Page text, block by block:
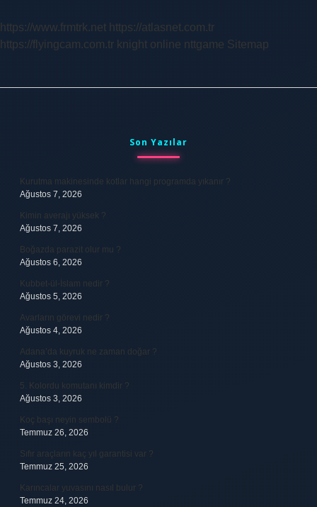
https://www.frmtrk.net https://atlasnet.com.tr
https://flyingcam.com.tr knight online nttgame Sitemap
Son Yazılar
Kurutma makinesinde kotlar hangi programda yıkanır ?
Ağustos 7, 2026
Kimin averajı yüksek ?
Ağustos 7, 2026
Boğazda parazit olur mu ?
Ağustos 6, 2026
Kubbet-ül-İslam nedir ?
Ağustos 5, 2026
Avarların görevi nedir ?
Ağustos 4, 2026
Adana’da kuyruk ne zaman doğar ?
Ağustos 3, 2026
5. Kolordu komutanı kimdir ?
Ağustos 3, 2026
Koç başı neyin sembolü ?
Temmuz 26, 2026
Sıfır araçların kaç yıl garantisi var ?
Temmuz 25, 2026
Karıncalar yuvasını nasıl bulur ?
Temmuz 24, 2026